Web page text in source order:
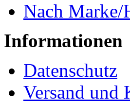
Nach Marke/
Informationen
Datenschutz
Versand und